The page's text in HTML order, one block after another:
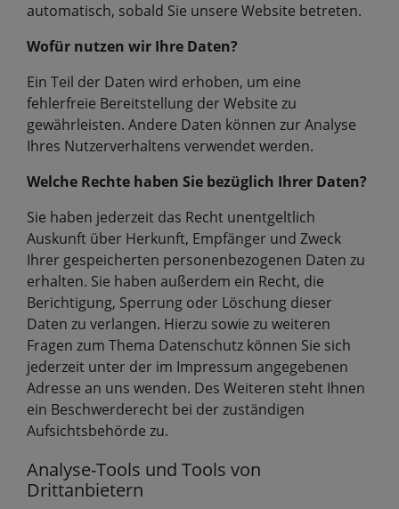
automatisch, sobald Sie unsere Website betreten.
Wofür nutzen wir Ihre Daten?
Ein Teil der Daten wird erhoben, um eine
fehlerfreie Bereitstellung der Website zu
gewährleisten. Andere Daten können zur Analyse
Ihres Nutzerverhaltens verwendet werden.
Welche Rechte haben Sie bezüglich Ihrer Daten?
Sie haben jederzeit das Recht unentgeltlich
Auskunft über Herkunft, Empfänger und Zweck
Ihrer gespeicherten personenbezogenen Daten zu
erhalten. Sie haben außerdem ein Recht, die
Berichtigung, Sperrung oder Löschung dieser
Daten zu verlangen. Hierzu sowie zu weiteren
Fragen zum Thema Datenschutz können Sie sich
jederzeit unter der im Impressum angegebenen
Adresse an uns wenden. Des Weiteren steht Ihnen
ein Beschwerderecht bei der zuständigen
Aufsichtsbehörde zu.
Analyse-Tools und Tools von
Drittanbietern